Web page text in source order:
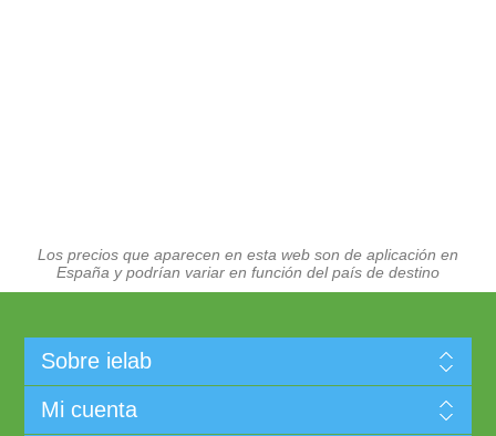
Los precios que aparecen en esta web son de aplicación en
España y podrían variar en función del país de destino
Sobre ielab
Mi cuenta